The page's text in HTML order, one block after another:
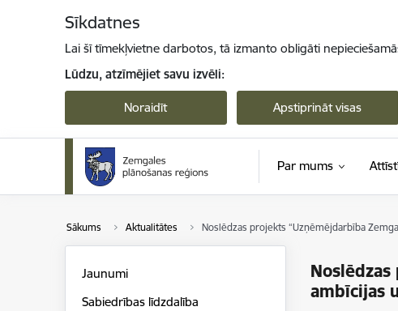
Sīkdatnes
Lai šī tīmekļvietne darbotos, tā izmanto obligāti
Lūdzu, atzīmējiet savu izvēli:
Noraidīt Apstiprināt visas
Par mums
Sākums Aktualitātes Noslēdzas projekts “Uzņēmējdarbība
ambīcijas
Jaunumi
Sabiedrības līdzdalība